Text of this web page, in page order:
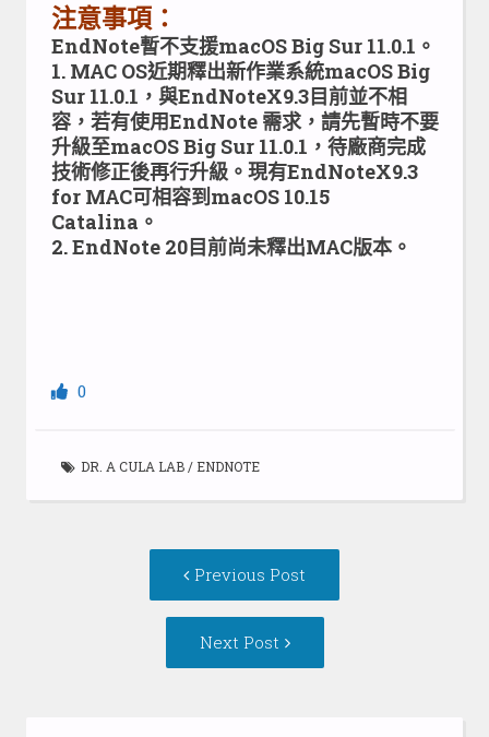
注意事項：
EndNote暫不支援macOS Big Sur 11.0.1。
1. MAC OS近期釋出新作業系統macOS Big
Sur 11.0.1，與EndNoteX9.3目前並不相
容，若有使用EndNote 需求，請先暫時不要
升級至macOS Big Sur 11.0.1，待廠商完成
技術修正後再行升級。現有EndNoteX9.3
for MAC可相容到macOS 10.15
Catalina。
2. EndNote 20目前尚未釋出MAC版本。
0
DR. A CULA LAB/ ENDNOTE
Previous Post
post:
Next Post
Post: